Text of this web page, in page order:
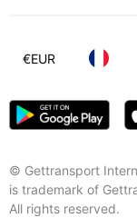
© Gettransport
is trademark of
All rights reserved.
€EUR